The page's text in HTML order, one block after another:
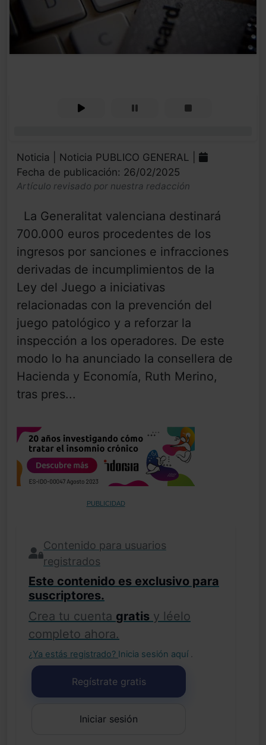
Noticia | Noticia PUBLICO GENERAL |
Fecha de publicación: 26/02/2025
Artículo revisado por nuestra redacción
La Generalitat valenciana destinará
700.000 euros procedentes de los
ingresos por sanciones e infracciones
derivadas de incumplimientos de la
Ley del Juego a iniciativas
relacionadas con la prevención del
juego patológico y a reforzar la
inspección a los operadores. De este
modo lo ha anunciado la consellera de
Hacienda y Economía, Ruth Merino,
tras pres...
PUBLICIDAD
Contenido para usuarios
registrados
Este contenido es exclusivo para
suscriptores.
Crea tu cuenta gratis y léelo
completo ahora.
¿Ya estás registrado? Inicia sesión aquí .
Regístrate gratis
Iniciar sesión